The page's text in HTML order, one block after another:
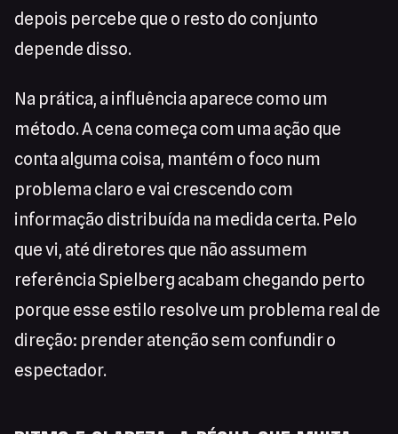
depois percebe que o resto do conjunto
depende disso.
Na prática, a influência aparece como um
método. A cena começa com uma ação que
conta alguma coisa, mantém o foco num
problema claro e vai crescendo com
informação distribuída na medida certa. Pelo
que vi, até diretores que não assumem
referência Spielberg acabam chegando perto
porque esse estilo resolve um problema real de
direção: prender atenção sem confundir o
espectador.